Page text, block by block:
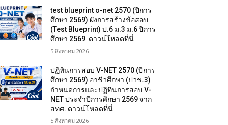
test blueprint o-net 2570 (ปีการ
ศึกษา 2569) ผังการสร้างข้อสอบ
(Test Blueprint) ป.6 ม.3 ม.6 ปีการ
ศึกษา 2569 ดาวน์โหลดที่นี่
5 สิงหาคม 2026
ปฏิทินการสอบ V-NET 2570 (ปีการ
ศึกษา 2569) อาชีวศึกษา (ปวช.3)
กำหนดการและปฏิทินการสอบ V-
NET ประจำปีการศึกษา 2569 จาก
สทศ. ดาวน์โหลดที่นี่
5 สิงหาคม 2026